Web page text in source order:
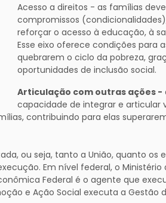
Acesso a direitos - as famílias
compromissos
reforçar o acesso à educação, à
Esse eixo oferece condições para
quebrarem o ciclo da pobreza,
oportunidades de inclusão social.
Articulação com outras ações -
capacidade de integrar e articular
contribuindo para elas
ou seja, tanto a União, quanto os
Em nível federal, o Ministério
Federal é o agente que
e Ação Social executa a Gestão